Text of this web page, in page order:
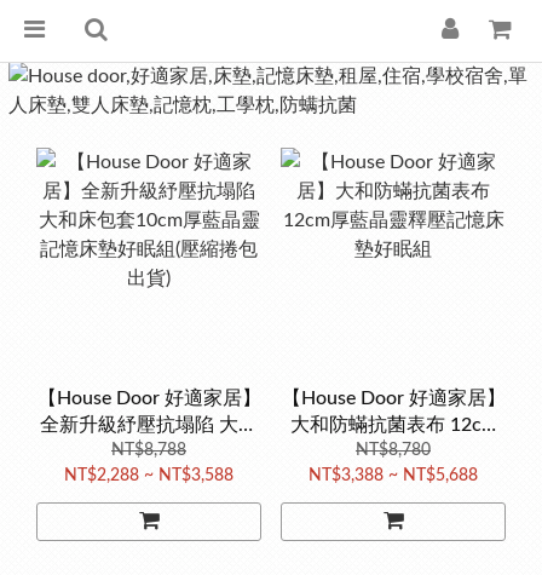
【House Door 好適家居】
全新升級紓壓抗塌陷 大和
床包套10cm厚藍晶靈記憶
床墊好眠組(壓縮捲包出貨)
NT$8,788
NT$2,288 ~ NT$3,588
【House Door 好適家居】
大和防蟎抗菌表布 12cm
厚藍晶靈釋壓記憶床墊好
眠組
NT$8,780
NT$3,388 ~ NT$5,688